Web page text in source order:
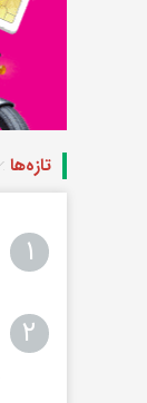
تازه‌ها
۱
۲